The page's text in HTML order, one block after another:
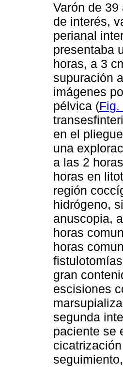
Varón de
de interés,
perianal
presentaba
horas, a 3
supuración
imágenes
pélvica (Fig.
en el
una
a las 2
horas en
región
hidrógeno,
anuscopia,
horas
horas
gran
escisiones
segunda
paciente se